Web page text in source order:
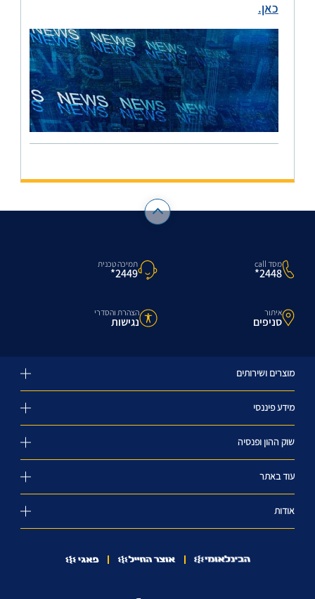
כאן.
מסד call
2448*
תמיכה טכנית
2449*
איתור
סניפים
הצהרת והסדרי
נגישות
מוצרים ושירותים
מידע פיננסי
שוק ההון ופנסיה
עוד באתר
אודות